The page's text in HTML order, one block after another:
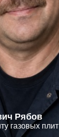
Рябов
газовых плит